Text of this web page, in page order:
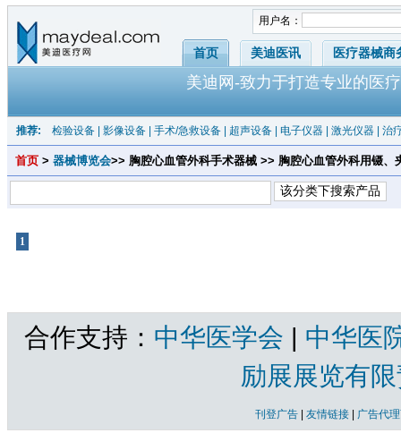
用户名：
首页 美迪医讯 医疗器械商
美迪网-致力于打造专业的医
推荐: 检验设备 影像设备 手术/急救设备 超声设备 电子仪器 激光仪器 治
首页 > 器械博览会>> 胸腔心血管外科手术器械 >> 胸腔心血管外科用镊、
1
合作支持： 中华医学会 | 中华医
励展展览有
刊登广告 友情链接 广告代